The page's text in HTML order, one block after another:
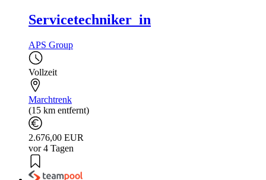
Servicetechniker_in
APS Group
Vollzeit
Marchtrenk
(15 km entfernt)
2.676,00 EUR
vor 4 Tagen